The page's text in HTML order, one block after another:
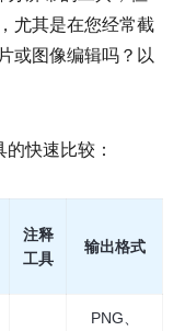
尤其是在您经常截
或图像编辑吗？以
快速比较：
注释
工具
输出格式
PNG、